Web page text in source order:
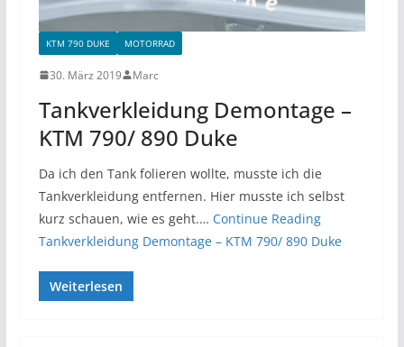
KTM 790 DUKE MOTORRAD
30. März 2019 Marc
Tankverkleidung Demontage –
KTM 790/ 890 Duke
Da ich den Tank folieren wollte, musste ich die
Tankverkleidung entfernen. Hier musste ich selbst
kurz schauen, wie es geht.… Continue Reading
Tankverkleidung Demontage – KTM 790/ 890 Duke
Weiterlesen